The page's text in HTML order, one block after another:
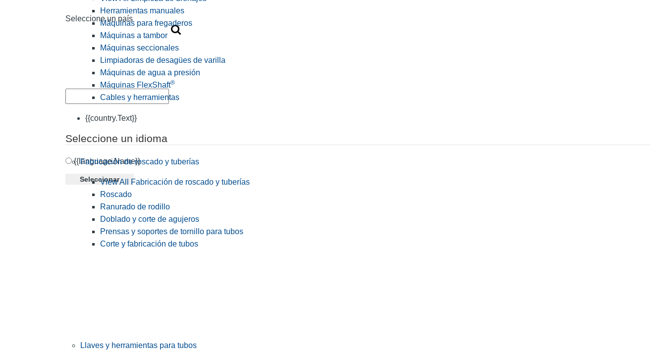
Seleccione un país
{{country.Text}}
Seleccione un idioma
{{language.Name}}
Seleccionar
Herramientas manuales
Máquinas para fregaderos
Máquinas a tambor
Máquinas seccionales
Limpiadoras de desagües de varilla
Máquinas de agua a presión
Máquinas FlexShaft®
Cables y herramientas
Fabricación de roscado y tuberías
View All Fabricación de roscado y tuberías
Roscado
Ranurado de rodillo
Doblado y corte de agujeros
Prensas y soportes de tornillo para tubos
Corte y fabricación de tubos
Llaves y herramientas para tubos